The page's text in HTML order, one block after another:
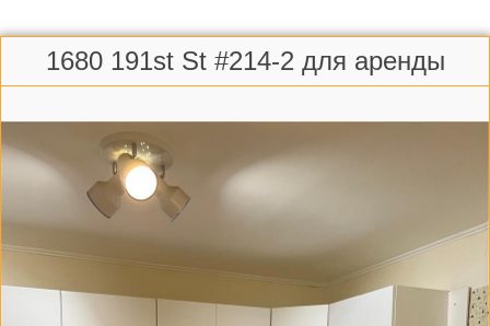
1680 191st St #214-2 для аренды